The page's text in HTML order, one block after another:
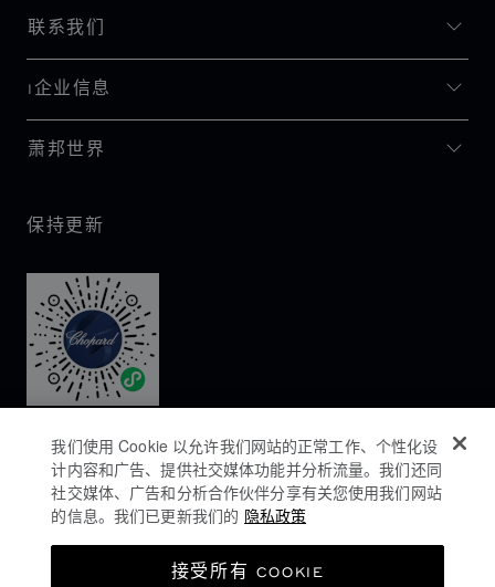
联系我们
I企业信息
萧邦世界
保持更新
我们使用 Cookie 以允许我们网站的正常工作、个性化设
计内容和广告、提供社交媒体功能并分析流量。我们还同
社交媒体、广告和分析合作伙伴分享有关您使用我们网站
的信息。我们已更新我们的 隐私政策
接受所有 COOKIE